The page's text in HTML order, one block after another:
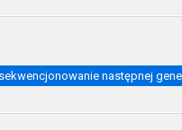
sekwencjonowanie następnej